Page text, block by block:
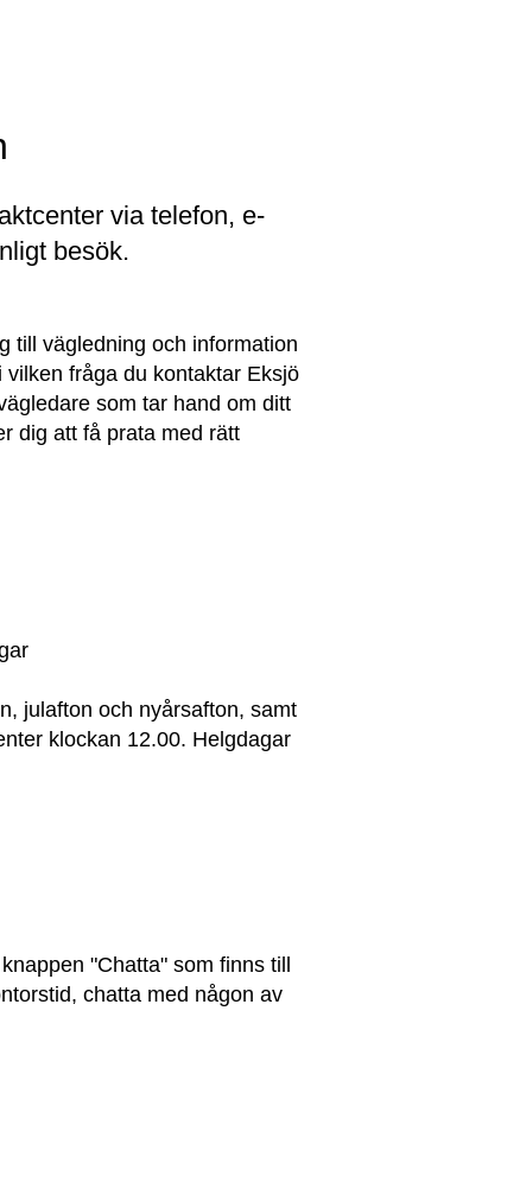
via telefon, e-
besök.
till vägledning och information
fråga du kontaktar Eksjö
som tar hand om ditt
dig att få prata med rätt
julafton och nyårsafton, samt
klockan 12.00. Helgdagar
"Chatta" som finns till
chatta med någon av